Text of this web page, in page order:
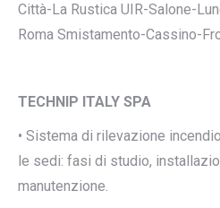
Città-La Rustica UIR-Salone-
Roma Smistamento-Cassino-
TECHNIP ITALY SPA
• Sistema di rilevazione
le sedi: fasi di studio,
manutenzione.